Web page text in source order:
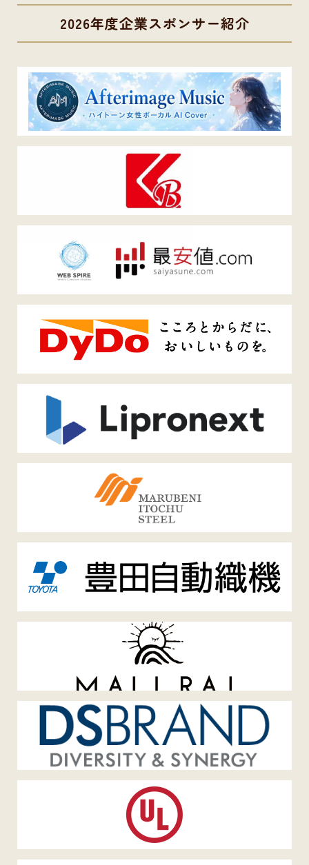
2026年度企業スポンサー紹介